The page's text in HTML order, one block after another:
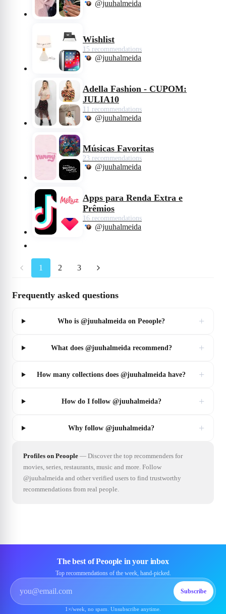
@juuhalmeida
Wishlist
15 recommendations
@juuhalmeida
Adella Fashion - CUPOM:
JULIA10
11 recommendations
@juuhalmeida
Músicas Favoritas
23 recommendations
@juuhalmeida
Apps para Renda Extra e
Prêmios
16 recommendations
@juuhalmeida
1 2 3
Frequently asked questions
Who is @juuhalmeida on Peoople? +
What does @juuhalmeida recommend? +
How many collections does @juuhalmeida have? +
How do I follow @juuhalmeida? +
Why follow @juuhalmeida? +
Profiles on Peoople — Discover the top recommenders for
movies, series, restaurants, music and more. Follow
@juuhalmeida and other verified users to find trustworthy
recommendations from real people.
The best of Peoople in your inbox
Top recommendations of the week, hand-picked.
Subscribe
1×/week, no spam. Unsubscribe anytime.